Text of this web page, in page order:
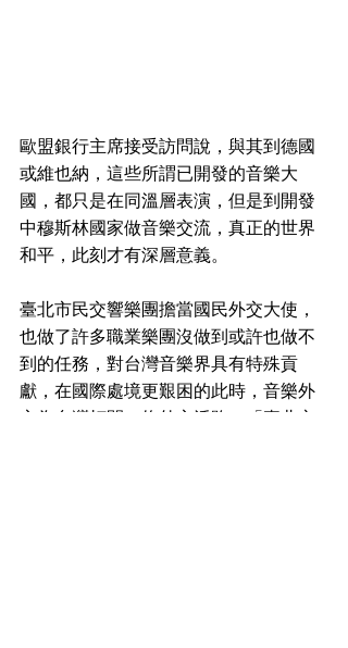
歐盟銀行主席接受訪問說，與其到德國
或維也納，這些所謂已開發的音樂大
國，都只是在同溫層表演，但是到開發
中穆斯林國家做音樂交流，真正的世界
和平，此刻才有深層意義。
臺北市民交響樂團擔當國民外交大使，
也做了許多職業樂團沒做到或許也做不
到的任務，對台灣音樂界具有特殊貢
獻，在國際處境更艱困的此時，音樂外
交為台灣打開一條外交活路，「臺北市